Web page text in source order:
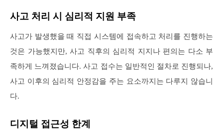
사고 처리 시 심리적 지원 부족
사고가 발생했을 때 직접 시스템에 접속하고 처리를 진행하는
것은 가능했지만, 사고 직후의 심리적 지지나 편의는 다소 부
족하게 느껴졌습니다. 사고 접수는 일반적인 절차로 진행되나,
사고 이후의 심리적 안정감을 주는 요소까지는 다루지 않습니
다.
디지털 접근성 한계